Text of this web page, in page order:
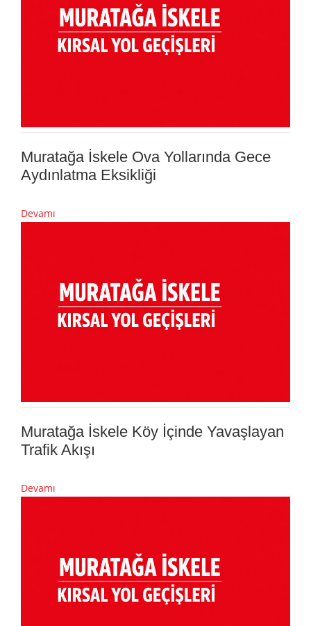
Muratağa İskele Ova Yollarında Gece
Aydınlatma Eksikliği
Devamı
Muratağa İskele Köy İçinde Yavaşlayan
Trafik Akışı
Devamı